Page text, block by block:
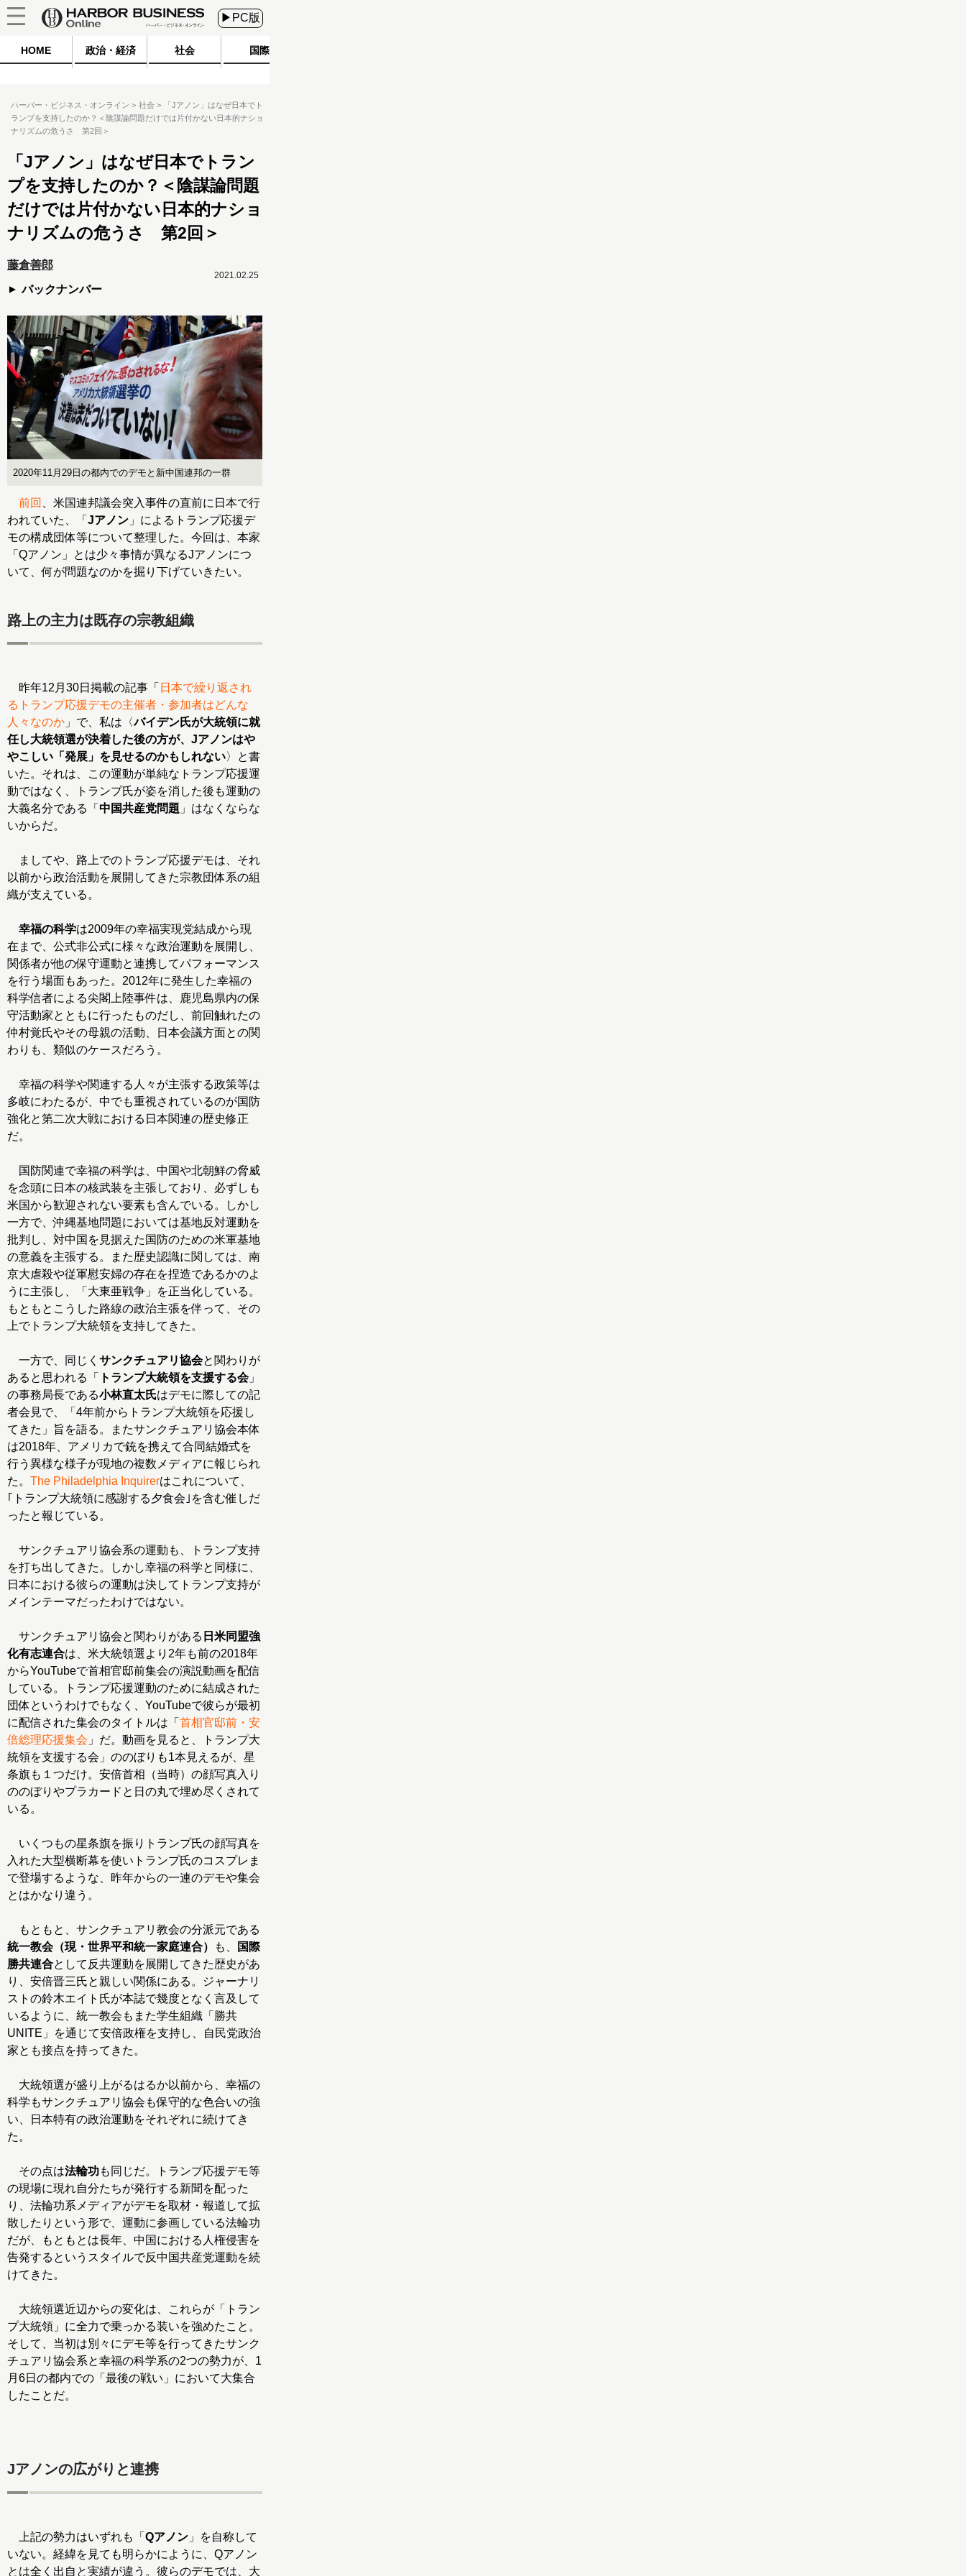
▶PC版
HOME 政治・経済 社会 国際
ハーバー・ビジネス・オンライン 社会
「Jアノン」はなぜ日本でト
ランプを支持したのか？＜陰謀論問題だけでは片付かない日本的ナショ
ナリズムの危うさ 第2回＞
「Jアノン」はなぜ日本でトラン
プを支持したのか？＜陰謀論問題
だけでは片付かない日本的ナショ
ナリズムの危うさ 第2回＞
藤倉善郎
バックナンバー
2021.02.25
2020年11月29日の都内でのデモと新中国連邦の一群
前回
、米国連邦議会突入事件の直前に日本で行
われていた、「 Jアノン 」によるトランプ応援デ
モの構成団体等について整理した。今回は、本家
「Qアノン」とは少々事情が異なるJアノンにつ
いて、何が問題なのかを掘り下げていきたい。
路上の主力は既存の宗教組織
昨年12月30日掲載の記事「 日本で繰り返され
るトランプ応援デモの主催者・参加者はどんな
人々なのか 」で、私は〈バイデン氏が大統領に就
任し大統領選が決着した後の方が、Jアノンはや
やこしい「発展」を見せるのかもしれない〉と書
いた。それは、この運動が単純なトランプ応援運
動ではなく、トランプ氏が姿を消した後も運動の
大義名分である「 中国共産党問題 」はなくならな
いからだ。
ましてや、路上でのトランプ応援デモは、それ
以前から政治活動を展開してきた宗教団体系の組
織が支えている。
幸福の科学は2009年の幸福実現党結成から現
在まで、公式非公式に様々な政治運動を展開し、
関係者が他の保守運動と連携してパフォーマンス
を行う場面もあった。2012年に発生した幸福の
科学信者による尖閣上陸事件は、鹿児島県内の保
守活動家とともに行ったものだし、前回触れたの
仲村覚氏やその母親の活動、日本会議方面との関
わりも、類似のケースだろう。
幸福の科学や関連する人々が主張する政策等は
多岐にわたるが、中でも重視されているのが国防
強化と第二次大戦における日本関連の歴史修正
だ。
国防関連で幸福の科学は、中国や北朝鮮の脅威
を念頭に日本の核武装を主張しており、必ずしも
米国から歓迎されない要素も含んでいる。しかし
一方で、沖縄基地問題においては基地反対運動を
批判し、対中国を見据えた国防のための米軍基地
の意義を主張する。また歴史認識に関しては、南
京大虐殺や従軍慰安婦の存在を捏造であるかのよ
うに主張し、「大東亜戦争」を正当化している。
もともとこうした路線の政治主張を伴って、その
上でトランプ大統領を支持してきた。
一方で、同じく サンクチュアリ協会と関わりが
あると思われる「
トランプ大統領を支援する会」
の事務局長である小林直太氏はデモに際しての記
者会見で、「4年前からトランプ大統領を応援し
てきた」旨を語る。またサンクチュアリ協会本体
は2018年、アメリカで銃を携えて合同結婚式を
行う異様な様子が現地の複数メディアに報じられ
た。 The Philadelphia Inquirerはこれについて、
｢トランプ大統領に感謝する夕食会｣を含む催しだ
ったと報じている。
サンクチュアリ協会系の運動も、トランプ支持
を打ち出してきた。しかし幸福の科学と同様に、
日本における彼らの運動は決してトランプ支持が
メインテーマだったわけではない。
サンクチュアリ協会と関わりがある 日米同盟強
化有志連合は、米大統領選より2年も前の2018年
からYouTubeで首相官邸前集会の演説動画を配信
している。トランプ応援運動のために結成された
団体というわけでもなく、YouTubeで彼らが最初
に配信された集会のタイトルは「 首相官邸前・安
倍総理応援集会 」だ。動画を見ると、トランプ大
統領を支援する会」ののぼりも1本見えるが、星
条旗も１つだけ。安倍首相（当時）の顔写真入り
ののぼりやプラカードと日の丸で埋め尽くされて
いる。
いくつもの星条旗を振りトランプ氏の顔写真を
入れた大型横断幕を使いトランプ氏のコスプレま
で登場するような、昨年からの一連のデモや集会
とはかなり違う。
もともと、サンクチュアリ教会の分派元である
統一教会（現・世界平和統一家庭連合）
も、
国際
勝共連合として反共運動を展開してきた歴史があ
り、安倍晋三氏と親しい関係にある。ジャーナリ
ストの鈴木エイト氏が本誌で幾度となく言及して
いるように、統一教会もまた学生組織「勝共
UNITE」を通じて安倍政権を支持し、自民党政治
家とも接点を持ってきた。
大統領選が盛り上がるはるか以前から、幸福の
科学もサンクチュアリ協会も保守的な色合いの強
い、日本特有の政治運動をそれぞれに続けてき
た。
その点は法輪功も同じだ。トランプ応援デモ等
の現場に現れ自分たちが発行する新聞を配った
り、法輪功系メディアがデモを取材・報道して拡
散したりという形で、運動に参画している法輪功
だが、もともとは長年、中国における人権侵害を
告発するというスタイルで反中国共産党運動を続
けてきた。
大統領選近辺からの変化は、これらが「トラン
プ大統領」に全力で乗っかる装いを強めたこと。
そして、当初は別々にデモ等を行ってきたサンク
チュアリ協会系と幸福の科学系の2つの勢力が、1
月6日の都内での「最後の戦い」において大集合
したことだ。
Jアノンの広がりと連携
上記の勢力はいずれも「 Qアノン 」を自称して
いない。経緯を見ても明らかにように、Qアノン
とは全く出自と実績が違う。彼らのデモでは、大